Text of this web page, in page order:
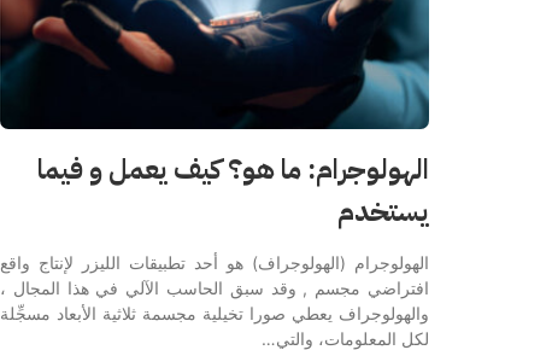
الهولوجرام: ما هو؟ كيف يعمل و فيما
يستخدم
الهولوجرام (الهولوجراف) هو أحد تطبيقات الليزر لإنتاج واقع
افتراضي مجسم , وقد سبق الحاسب الآلي في هذا المجال ،
والهولوجراف يعطي صورا تخيلية مجسمة ثلاثية الأبعاد مسجِّلة
لكل المعلومات، والتي…